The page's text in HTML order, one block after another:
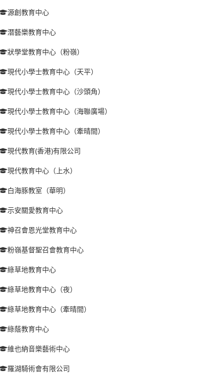
源創教育中心
潛藝樂教育中心
狀學堂教育中心（粉嶺）
現代小學士教育中心（天平）
現代小學士教育中心（沙頭角）
現代小學士教育中心（海聯廣場）
現代小學士教育中心（牽晴間）
現代教育(香港)有限公司
現代教育中心（上水）
白海豚教室（華明）
示安關愛教育中心
神召會恩光堂教育中心
粉嶺基督聖召會教育中心
綠草地教育中心
綠草地教育中心（夜）
綠草地教育中心（牽晴間）
綠蔭教育中心
維也納音樂藝術中心
羅湖騎術會有限公司